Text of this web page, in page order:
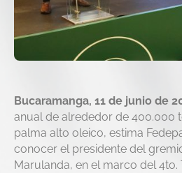
Bucaramanga, 11 de junio de
anual de alrededor de 400.000
palma alto oleico, estima
conocer el presidente del
Marulanda, en el marco del 4to.